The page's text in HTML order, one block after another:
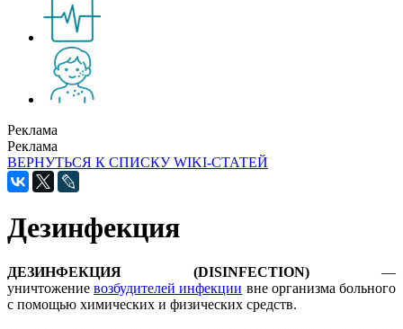
Реклама
Реклама
ВЕРНУТЬСЯ К СПИСКУ WIKI-СТАТЕЙ
Дезинфекция
ДЕЗИНФЕКЦИЯ (DISINFECTION) —
уничтожениевозбудителей инфекции вне организма больного
с помощью химических и физических средств.